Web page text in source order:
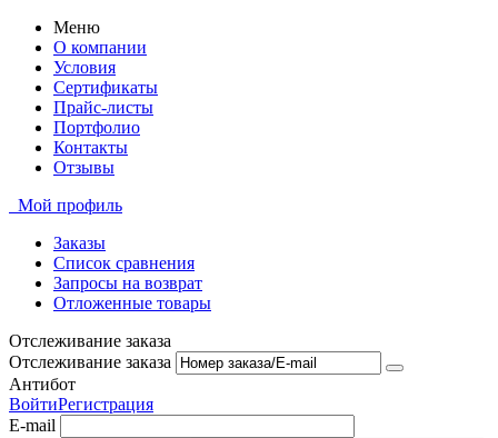
Меню
О компании
Условия
Сертификаты
Прайс-листы
Портфолио
Контакты
Отзывы
Мой профиль
Заказы
Список сравнения
Запросы на возврат
Отложенные товары
Отслеживание заказа
Отслеживание заказа
Антибот
ВойтиРегистрация
E-mail